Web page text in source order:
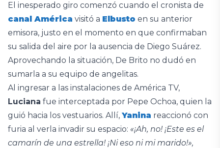
El inesperado giro comenzó cuando el cronista de
canal América visitó a Elbusto en su anterior
emisora, justo en el momento en que confirmaban
su salida del aire por la ausencia de Diego Suárez.
Aprovechando la situación, De Brito no dudó en
sumarla a su equipo de angelitas.
Al ingresar a las instalaciones de América TV,
Luciana fue interceptada por Pepe Ochoa, quien la
guió hacia los vestuarios. Allí, Yanina reaccionó con
furia al verla invadir su espacio: «¡Ah, no! ¡Este es el
camarín de una estrella! ¡Ni eso ni mi marido!»,